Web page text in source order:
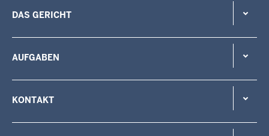
DAS GERICHT
AUFGABEN
KONTAKT